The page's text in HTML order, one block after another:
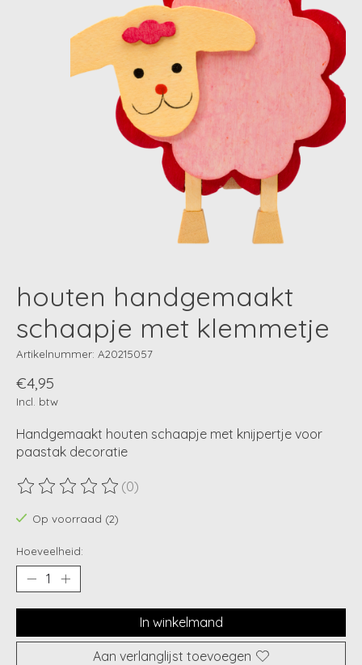
houten handgemaakt
schaapje met klemmetje
Artikelnummer: A20215057
€4,95
Incl. btw
Handgemaakt houten schaapje met knijpertje voor
paastak decoratie
De beoordeling van dit product is
(0)
Op voorraad (2)
Hoeveelheid:
In winkelmand
Aan verlanglijst toevoegen